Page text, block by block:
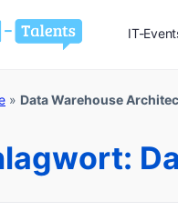
IT-
» Data Warehouse